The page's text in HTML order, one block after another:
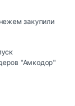
закупили
"Амкодор"